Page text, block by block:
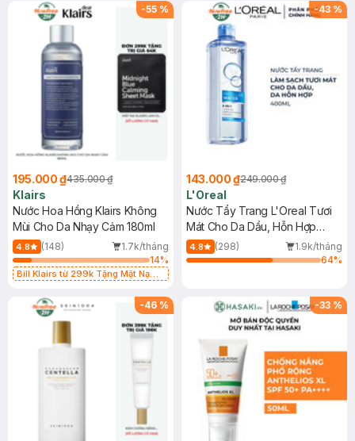
-55 %
195.000 ₫435.000 ₫
Klairs
Nước Hoa Hồng Klairs Không
Mùi Cho Da Nhạy Cảm 180ml
4.8 (148)
1.7k/tháng
14%
Bill Klairs từ 299k Tặng Mặt Nạ
25ml (SL Có Hạn)
-43 %
143.000 ₫249.000 ₫
L'Oreal
Nước Tẩy Trang L'Oreal Tươi
Mát Cho Da Dầu, Hỗn Hợp
400ml
4.8 (298)
1.9k/tháng
64%
-46 % -33 %